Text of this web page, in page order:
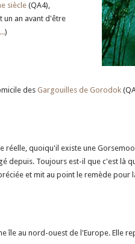
siècle (QA4),
un an avant d'être
)
des Gargouilles de Gorodok
réelle, quoiqu'il existe une
depuis. Toujours est-il que c'est là
et mit au point le remède pour
île au nord-ouest de l'Europe. Elle